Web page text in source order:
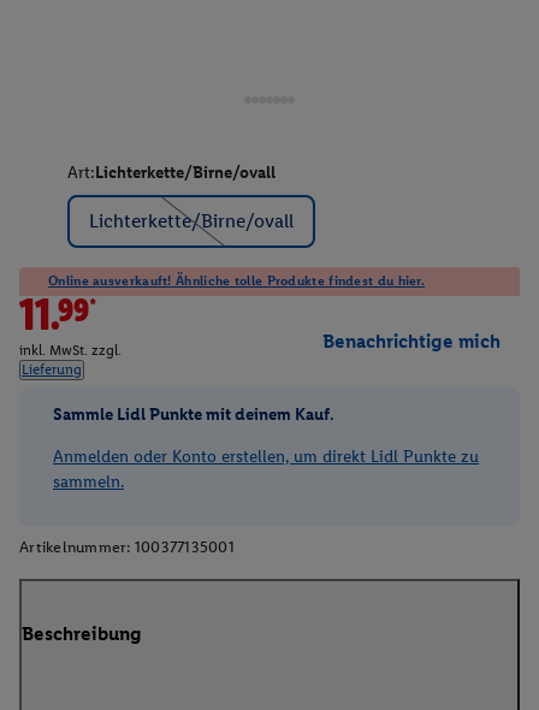
Art:Lichterkette/Birne/ovall
Lichterkette/Birne/ovall
Online ausverkauft! Ähnliche tolle Produkte findest du hier.
11.99*
inkl. MwSt. zzgl.
Lieferung
Benachrichtige mich
Sammle Lidl Punkte mit deinem Kauf.
Anmelden oder Konto erstellen, um direkt Lidl Punkte zu
sammeln.
Artikelnummer: 100377135001
Beschreibung